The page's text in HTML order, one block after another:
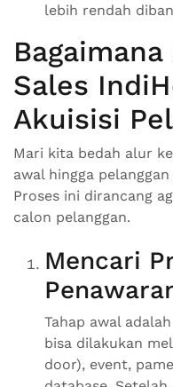
lebih rendah
Sales
Akuisisi
Mari kita bedah alur
awal hingga
Proses ini dirancang
calon pelanggan.
Mencari
Tahap awal
bisa dilakukan
door), event,